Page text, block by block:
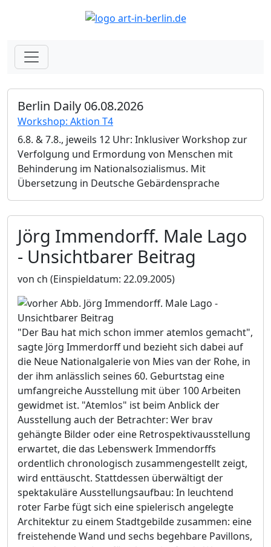
Berlin Daily 06.08.2026
Workshop: Aktion T4
6.8. & 7.8., jeweils 12 Uhr: Inklusiver Workshop zur
Verfolgung und Ermordung von Menschen mit
Behinderung im Nationalsozialismus. Mit
Übersetzung in Deutsche Gebärdensprache
Jörg Immendorff. Male Lago
- Unsichtbarer Beitrag
von ch (Einspieldatum: 22.09.2005)
"Der Bau hat mich schon immer atemlos gemacht",
sagte Jörg Immerdorff und bezieht sich dabei auf
die Neue Nationalgalerie von Mies van der Rohe, in
der ihm anlässlich seines 60. Geburtstag eine
umfangreiche Ausstellung mit über 100 Arbeiten
gewidmet ist. "Atemlos" ist beim Anblick der
Ausstellung auch der Betrachter: Wer brav
gehängte Bilder oder eine Retrospektivausstellung
erwartet, die das Lebenswerk Immendorffs
ordentlich chronologisch zusammengestellt zeigt,
wird enttäuscht. Stattdessen überwältigt der
spektakuläre Ausstellungsaufbau: In leuchtend
roter Farbe fügt sich eine spielerisch angelegte
Architektur zu einem Stadtgebilde zusammen: eine
freistehende Wand und sechs begehbare Pavillons,